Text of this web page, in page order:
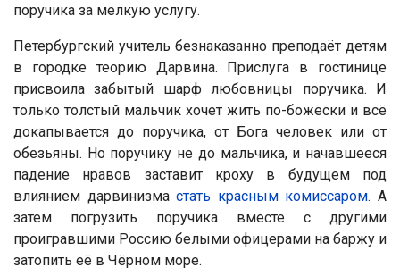
поручика за мелкую услугу.
Петербургский учитель безнаказанно преподаёт детям
в городке теорию Дарвина. Прислуга в гостинице
присвоила забытый шарф любовницы поручика. И
только толстый мальчик хочет жить по-божески и всё
докапывается до поручика, от Бога человек или от
обезьяны. Но поручику не до мальчика, и начавшееся
падение нравов заставит кроху в будущем под
влиянием дарвинизмастать красным комиссаром. А
затем погрузить поручика вместе с другими
проигравшими Россию белыми офицерами на баржу и
затопить её в Чёрном море.